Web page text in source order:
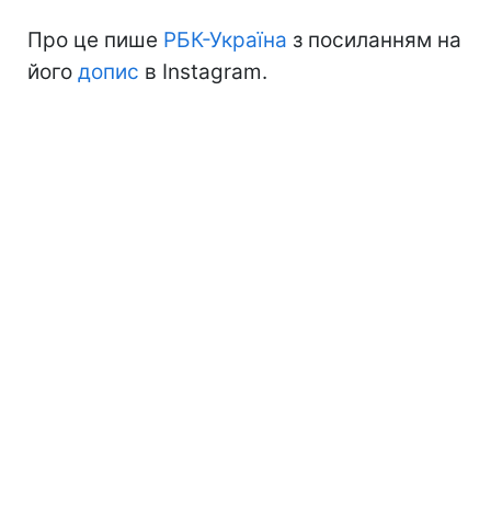
Про це пише РБК-Україна з посиланням на
його допис в Instagram.